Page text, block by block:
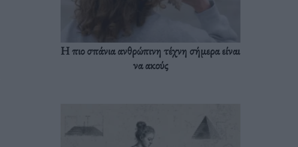
Η πιο σπάνια ανθρώπινη τέχνη σήμερα είναι
να ακούς